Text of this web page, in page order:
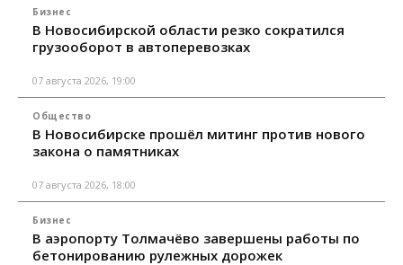
Бизнес
В Новосибирской области резко сократился
грузооборот в автоперевозках
07 августа 2026, 19:00
Общество
В Новосибирске прошёл митинг против нового
закона о памятниках
07 августа 2026, 18:00
Бизнес
В аэропорту Толмачёво завершены работы по
бетонированию рулежных дорожек